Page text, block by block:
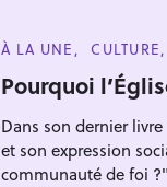
C
T
E
O
R
I
E
À LA UNE CULTURE
Pourquoi
Dans son dernier
et son expression
communauté de foi